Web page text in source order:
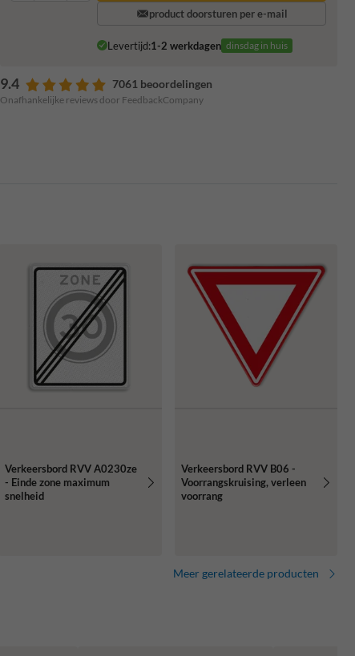
product doorsturen per e-mail
Levertijd:1-2 werkdagen dinsdag in huis
9.4 7061 beoordelingen
Onafhankelijke reviews door FeedbackCompany
Verkeersbord RVV A0230ze
- Einde zone maximum
snelheid
Verkeersbord RVV B06 -
Voorrangskruising, verleen
voorrang
Meer gerelateerde producten